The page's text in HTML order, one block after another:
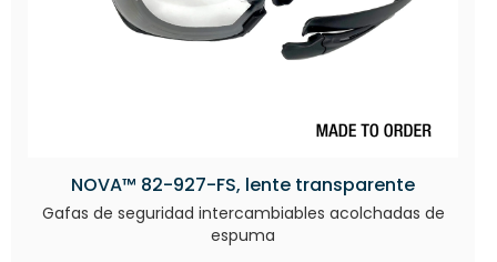
NOVA™ 82-927-FS, lente transparente
Gafas de seguridad intercambiables acolchadas de
espuma